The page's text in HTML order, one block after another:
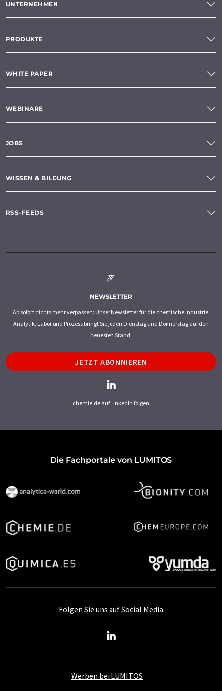
UNTERNEHMEN
PRODUKTE
WHITE PAPER
WEBINARE
JOBS
WISSEN & BILDUNG
RSS-FEEDS
NEWSLETTER
Ab sofort nichts mehr verpassen: Unser Newsletter für die chemische Industrie,
Analytik, Labor und Prozess bringt Sie jeden Dienstag und Donnerstag auf den
neuesten Stand.
JETZT ABONNIEREN
chemie.de auf LinkedIn folgen
Die Fachportale von LUMITOS
Werben bei LUMITOS
Folgen Sie uns auf Social Media